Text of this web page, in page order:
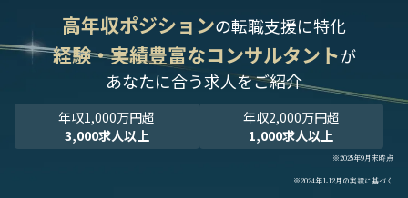
高年収ポジションの転職支援に特化
経験・実績豊富なコンサルタントが
あなたに合う求人をご紹介
年収1,000万円超
3,000求人以上
年収2,000万円超
1,000求人以上
※2025年9月末時点
※2024年1-12月の実績に基づく